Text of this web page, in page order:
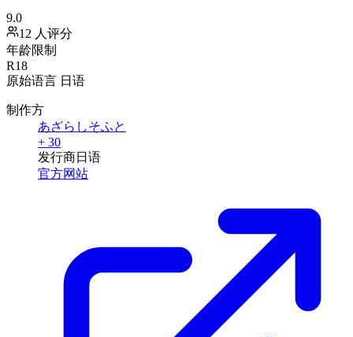
9.0
12 人评分
年龄限制
R18
原始语言 日语
制作方
あざらしそふと
+ 30
发行商日语
官方网站